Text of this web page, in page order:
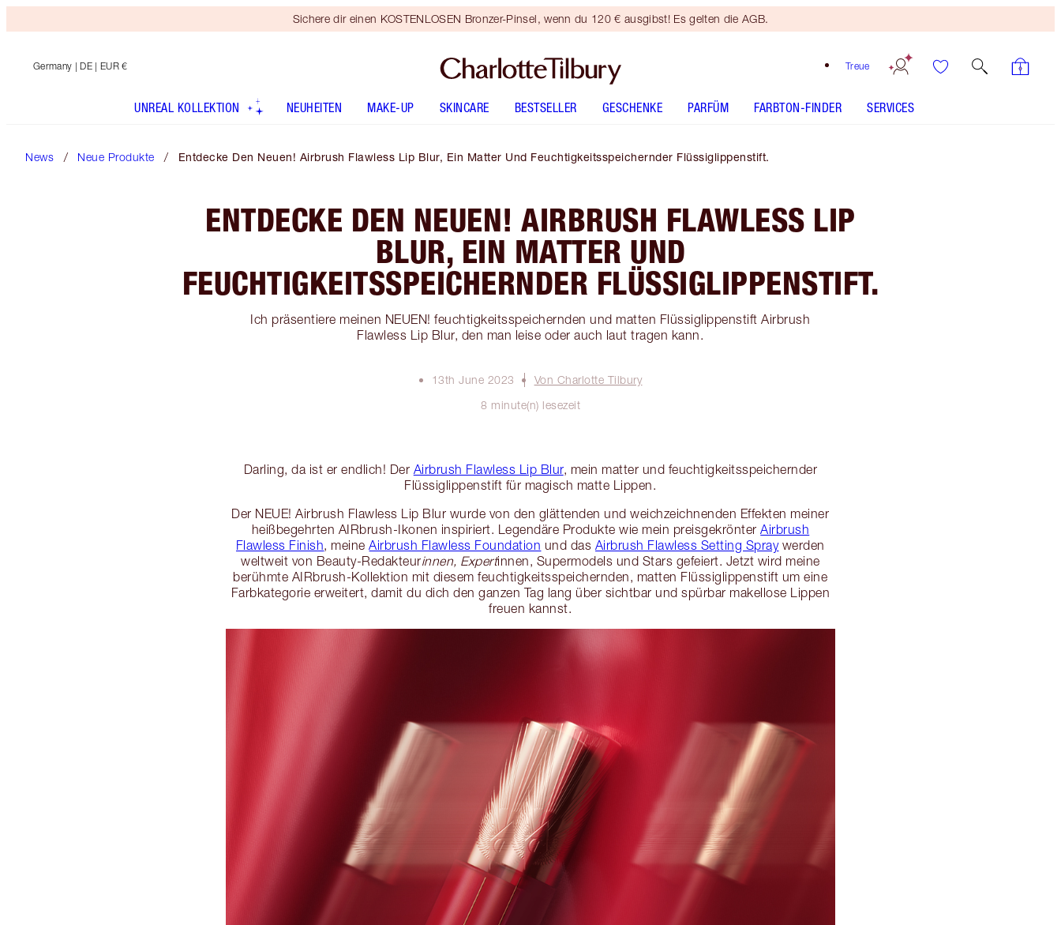
Sichere dir einen KOSTENLOSEN Bronzer-Pinsel, wenn du 120 € ausgibst! Es gelten die AGB.
Treue
Germany | DE | EUR €
UNREAL KOLLEKTION NEUHEITEN MAKE-UP SKINCARE BESTSELLER GESCHENKE PARFÜM FARBTON-FINDER SERVICES
News Neue Produkte Entdecke Den Neuen! Airbrush Flawless Lip Blur, Ein Matter Und Feuchtigkeitsspeichernder Flüssiglippenstift.
ENTDECKE DEN NEUEN! AIRBRUSH FLAWLESS LIP
BLUR, EIN MATTER UND
FEUCHTIGKEITSSPEICHERNDER FLÜSSIGLIPPENSTIFT.
Ich präsentiere meinen NEUEN! feuchtigkeitsspeichernden und matten Flüssiglippenstift Airbrush
Flawless Lip Blur, den man leise oder auch laut tragen kann.
13th June 2023
Von Charlotte Tilbury
8 minute(n) lesezeit
Darling, da ist er endlich! Der Airbrush Flawless Lip Blur, mein matter und feuchtigkeitsspeichernder
Flüssiglippenstift für magisch matte Lippen.
Der NEUE! Airbrush Flawless Lip Blur wurde von den glättenden und weichzeichnenden Effekten meiner
heißbegehrten AIRbrush-Ikonen inspiriert. Legendäre Produkte wie mein preisgekrönterAirbrush
Flawless Finish, meineAirbrush Flawless Foundation und das Airbrush Flawless Setting Spraywerden
weltweit von Beauty-Redakteurinnen, Expertinnen, Supermodels und Stars gefeiert. Jetzt wird meine
berühmte AIRbrush-Kollektion mit diesem feuchtigkeitsspeichernden, matten Flüssiglippenstift um eine
Farbkategorie erweitert, damit du dich den ganzen Tag lang über sichtbar und spürbar makellose Lippen
freuen kannst.